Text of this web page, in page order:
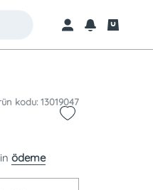
kodu: 13019047
ödeme